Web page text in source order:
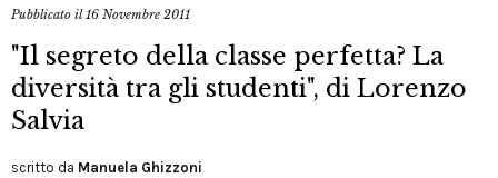
Pubblicato il16 Novembre 2011
"Il segreto della classe perfetta? La
diversità tra gli studenti", di Lorenzo
Salvia
scritto da Manuela Ghizzoni